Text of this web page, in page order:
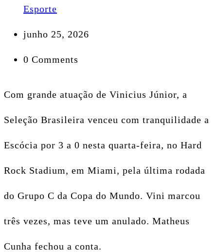
Esporte
junho 25, 2026
0 Comments
Com grande atuação de Vinicius Júnior, a
Seleção Brasileira venceu com tranquilidade a
Escócia por 3 a 0 nesta quarta-feira, no Hard
Rock Stadium, em Miami, pela última rodada
do Grupo C da Copa do Mundo. Vini marcou
três vezes, mas teve um anulado. Matheus
Cunha fechou a conta.